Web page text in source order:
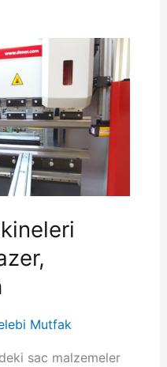
Mutfak
sac malzemeler